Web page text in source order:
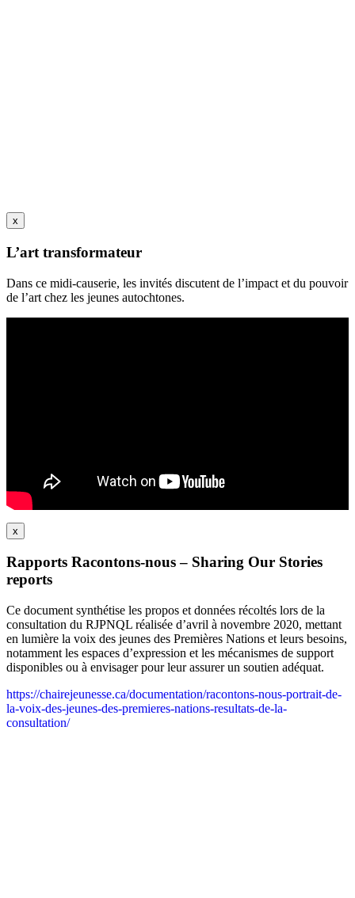
x
L’art transformateur
Dans ce midi-causerie, les invités discutent de l’impact et du pouvoir
de l’art chez les jeunes autochtones.
x
Rapports Racontons-nous – Sharing Our Stories
reports
Ce document synthétise les propos et données récoltés lors de la
consultation du RJPNQL réalisée d’avril à novembre 2020, mettant
en lumière la voix des jeunes des Premières Nations et leurs besoins,
notamment les espaces d’expression et les mécanismes de support
disponibles ou à envisager pour leur assurer un soutien adéquat.
https://chairejeunesse.ca/documentation/racontons-nous-portrait-de-
la-voix-des-jeunes-des-premieres-nations-resultats-de-la-
consultation/